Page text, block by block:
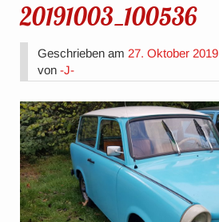
20191003_100536
Geschrieben am 27. Oktober 2019
von-J-